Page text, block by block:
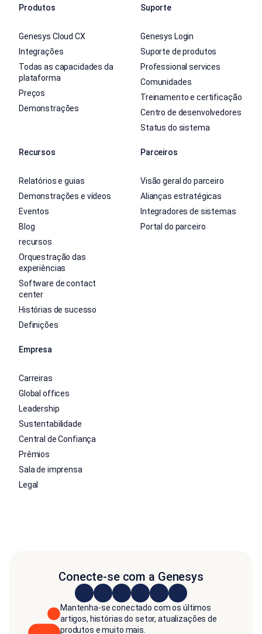
Produtos
Genesys Cloud CX
Integrações
Todas as capacidades da
plataforma
Preços
Demonstrações
Suporte
Genesys Login
Suporte de produtos
Professional services
Comunidades
Treinamento e certificação
Centro de desenvolvedores
Status do sistema
Recursos
Relatórios e guias
Demonstrações e vídeos
Eventos
Blog
recursos
Orquestração das
experiências
Software de contact
center
Histórias de sucesso
Definições
Parceiros
Visão geral do parceiro
Alianças estratégicas
Integradores de sistemas
Portal do parceiro
Empresa
Carreiras
Global offices
Leadership
Sustentabilidade
Central de Confiança
Prêmios
Sala de imprensa
Legal
Conecte-se com a Genesys
Mantenha-se conectado com os últimos
artigos, histórias do setor, atualizações de
produtos e muito mais.